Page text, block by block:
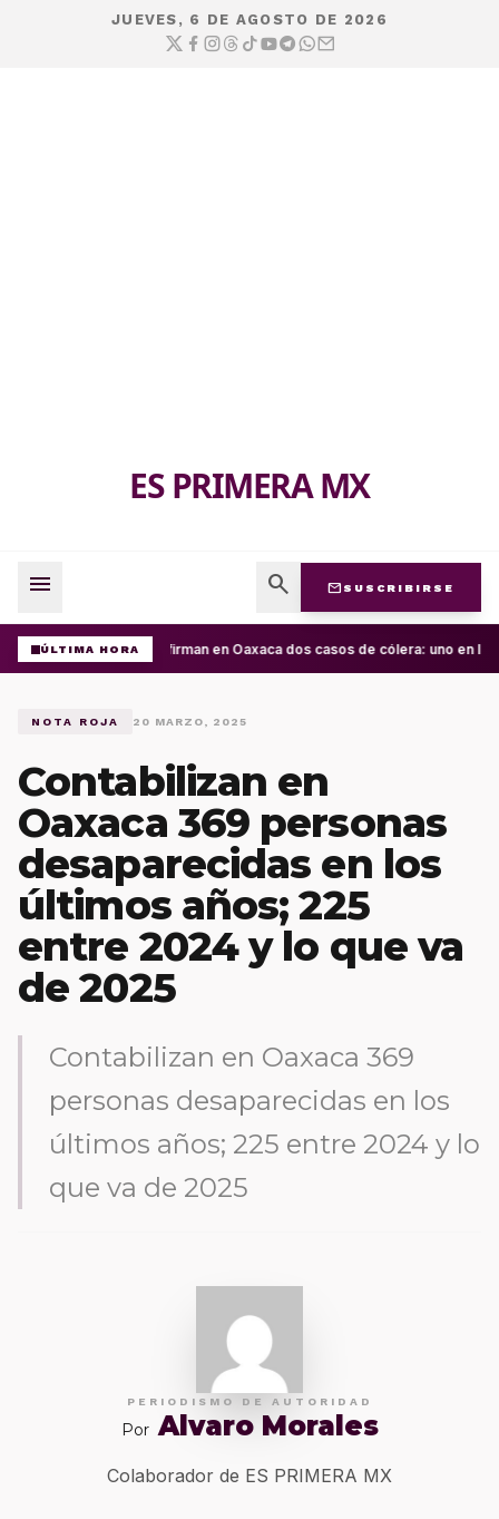
JUEVES, 6 DE AGOSTO DE 2026
ES PRIMERA MX
menu search mail SUSCRIBIRSE
ÚLTIMA HORAConfirman en Oaxaca dos casos de cólera: uno en la
NOTA ROJA 20 MARZO, 2025
Contabilizan en
Oaxaca 369 personas
desaparecidas en los
últimos años; 225
entre 2024 y lo que va
de 2025
Contabilizan en Oaxaca 369
personas desaparecidas en los
últimos años; 225 entre 2024 y lo
que va de 2025
PERIODISMO DE AUTORIDAD
Por Alvaro Morales
Colaborador de ES PRIMERA MX